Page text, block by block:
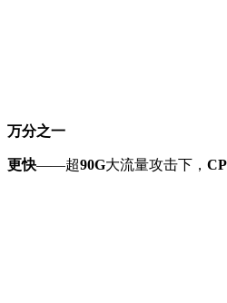
万分之一
更快——超90G大流量攻击下，